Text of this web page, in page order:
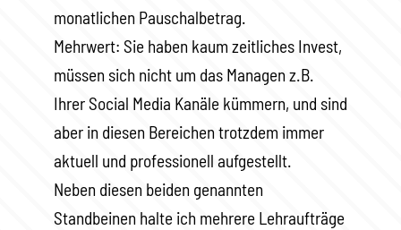
monatlichen Pauschalbetrag.
Mehrwert: Sie haben kaum zeitliches Invest,
müssen sich nicht um das Managen z.B.
Ihrer Social Media Kanäle kümmern, und sind
aber in diesen Bereichen trotzdem immer
aktuell und professionell aufgestellt.
Neben diesen beiden genannten
Standbeinen halte ich mehrere Lehraufträge